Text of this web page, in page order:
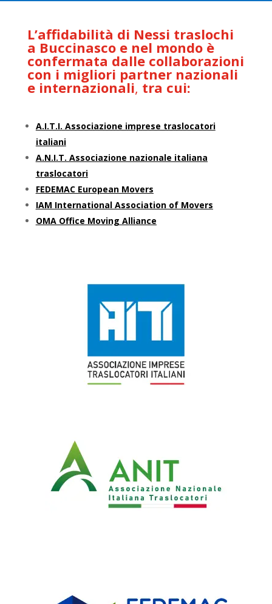
L’affidabilità di Nessi traslochi
a Buccinasco e nel mondo è
confermata dalle collaborazioni
con i migliori partner nazionali
e internazionali, tra cui:
A.I.T.I. Associazione imprese traslocatori
italiani
A.N.I.T. Associazione nazionale italiana
traslocatori
FEDEMAC European Movers
IAM International Association of Movers
OMA Office Moving Alliance